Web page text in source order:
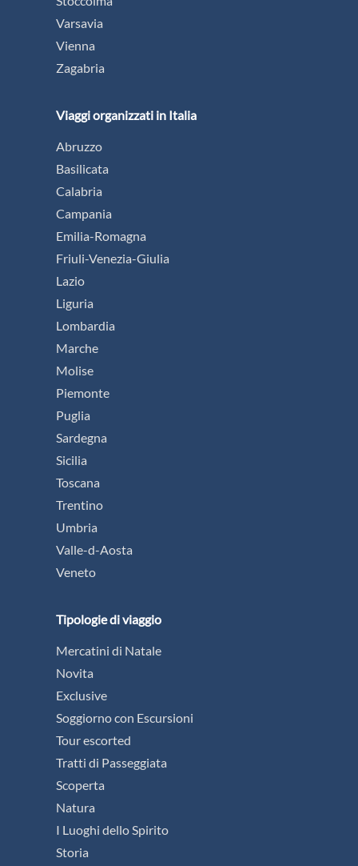
Varsavia
Vienna
Zagabria
Viaggi organizzati in Italia
Abruzzo
Basilicata
Calabria
Campania
Emilia-Romagna
Friuli-Venezia-Giulia
Lazio
Liguria
Lombardia
Marche
Molise
Piemonte
Puglia
Sardegna
Sicilia
Toscana
Trentino
Umbria
Valle-d-Aosta
Veneto
Tipologie di viaggio
Mercatini di Natale
Novita
Exclusive
Soggiorno con Escursioni
Tour escorted
Tratti di Passeggiata
Scoperta
Natura
I Luoghi dello Spirito
Storia